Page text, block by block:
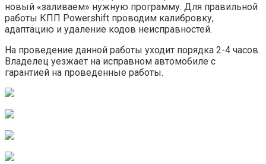
новый «заливаем» нужную программу. Для правильной
работы КПП Powershift проводим калибровку,
адаптацию и удаление кодов неисправностей.
На проведение данной работы уходит порядка 2-4 часов.
Владелец уезжает на исправном автомобиле с
гарантией на проведенные работы.